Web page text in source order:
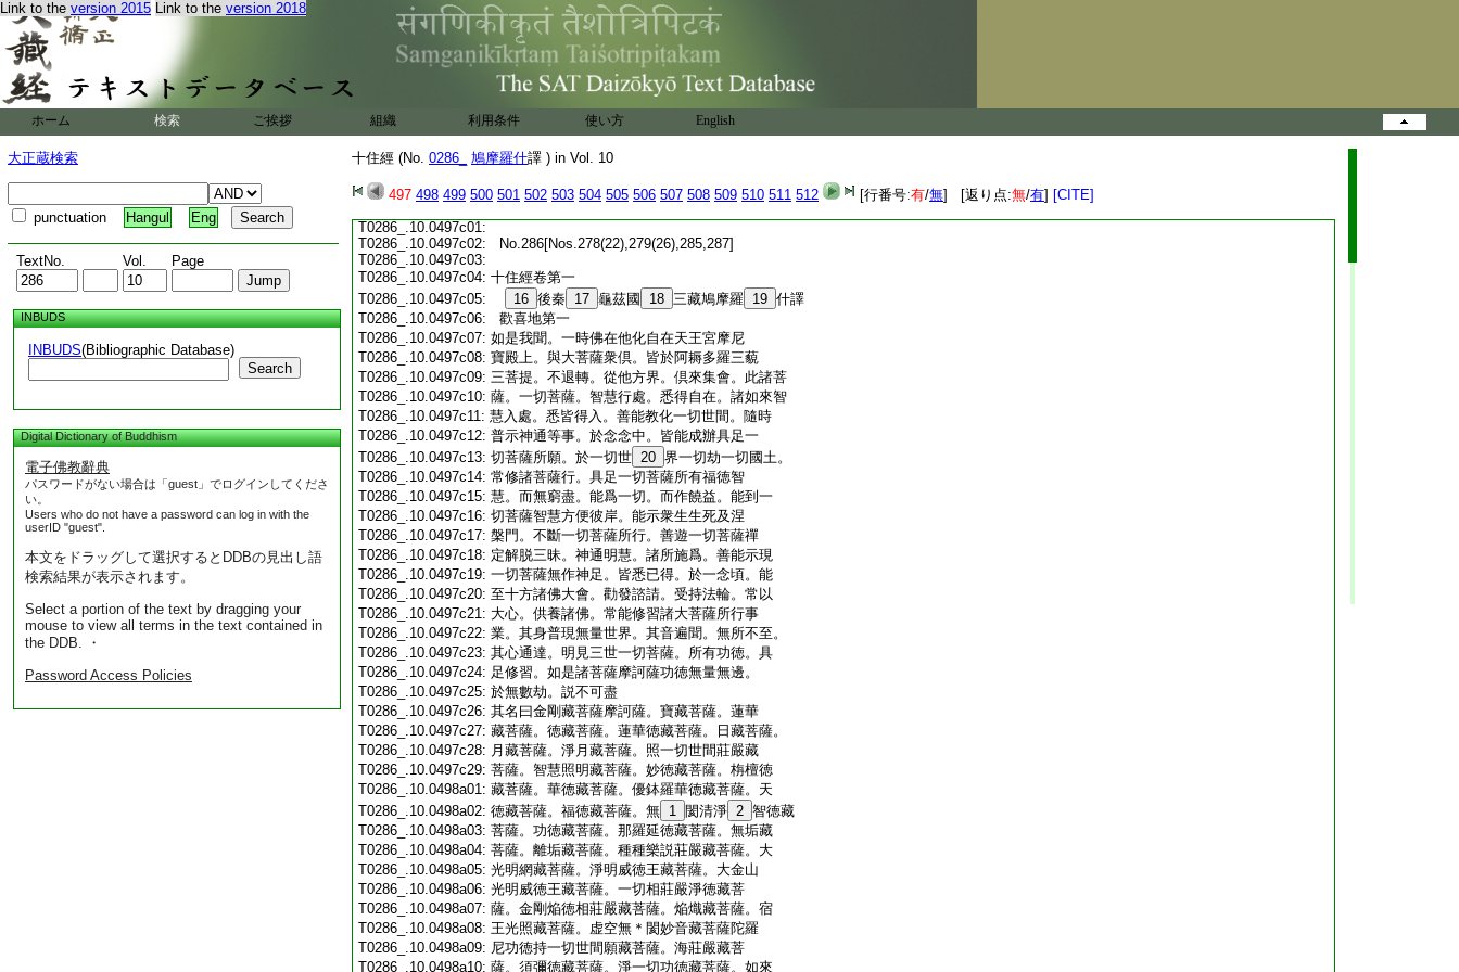
Link to the version 2015 Link to the version 2018
ホーム 検索 ご挨拶 組織 利用条件 使い方 English
大正蔵検索
punctuation Hangul Eng
TextNo. Vol. Page
INBUDS
INBUDS(Bibliographic Database)
Search
Digital Dictionary of Buddhism
電子佛教辭典
パスワードがない場合は「guest」でログインしてくださ
い。
Users who do not have a password can log in with the
userID "guest".
本文をドラッグして選択するとDDBの見出し語
検索結果が表示されます。
Select a portion of the text by dragging your
mouse to view all terms in the text contained in
the DDB. ・
Password Access Policies
十住經 (No. 0286_ 鳩摩羅什譯 ) in Vol. 10
497 498 499 500 501 502 503 504 505 506 507 508 509 510 511 512 [行番号:有/無] [返り点:無/有] [CITE]
T0286_.10.0497c01:
T0286_.10.0497c02:
No.286[Nos.278(22),279(26),285,287]
T0286_.10.0497c03:
T0286_.10.0497c04: 十住經卷第一
T0286_.10.0497c05:
16 後秦 17 龜茲國 18 三藏鳩摩羅 19 什譯
T0286_.10.0497c06:
歡喜地第一
T0286_.10.0497c07: 如是我聞。一時佛在他化自在天王宮摩尼
T0286_.10.0497c08: 寶殿上。與大菩薩衆倶。皆於阿耨多羅三藐
T0286_.10.0497c09: 三菩提。不退轉。從他方界。倶來集會。此諸菩
T0286_.10.0497c10: 薩。一切菩薩。智慧行處。悉得自在。諸如來智
T0286_.10.0497c11: 慧入處。悉皆得入。善能教化一切世間。隨時
T0286_.10.0497c12: 普示神通等事。於念念中。皆能成辦具足一
T0286_.10.0497c13: 切菩薩所願。於一切世 20 界一切劫一切國土。
T0286_.10.0497c14: 常修諸菩薩行。具足一切菩薩所有福徳智
T0286_.10.0497c15: 慧。而無窮盡。能爲一切。而作饒益。能到一
T0286_.10.0497c16: 切菩薩智慧方便彼岸。能示衆生生死及涅
T0286_.10.0497c17: 槃門。不斷一切菩薩所行。善遊一切菩薩禪
T0286_.10.0497c18: 定解脱三昧。神通明慧。諸所施爲。善能示現
T0286_.10.0497c19: 一切菩薩無作神足。皆悉已得。於一念頃。能
T0286_.10.0497c20: 至十方諸佛大會。勸發諮請。受持法輪。常以
T0286_.10.0497c21: 大心。供養諸佛。常能修習諸大菩薩所行事
T0286_.10.0497c22: 業。其身普現無量世界。其音遍聞。無所不至。
T0286_.10.0497c23: 其心通達。明見三世一切菩薩。所有功徳。具
T0286_.10.0497c24: 足修習。如是諸菩薩摩訶薩功徳無量無邊。
T0286_.10.0497c25: 於無數劫。説不可盡
T0286_.10.0497c26: 其名曰金剛藏菩薩摩訶薩。寶藏菩薩。蓮華
T0286_.10.0497c27: 藏菩薩。徳藏菩薩。蓮華徳藏菩薩。日藏菩薩。
T0286_.10.0497c28: 月藏菩薩。淨月藏菩薩。照一切世間莊嚴藏
T0286_.10.0497c29: 菩薩。智慧照明藏菩薩。妙徳藏菩薩。栴檀徳
T0286_.10.0498a01: 藏菩薩。華徳藏菩薩。優鉢羅華徳藏菩薩。天
T0286_.10.0498a02: 徳藏菩薩。福徳藏菩薩。無 1 閡清淨 2 智徳藏
T0286_.10.0498a03: 菩薩。功徳藏菩薩。那羅延徳藏菩薩。無垢藏
T0286_.10.0498a04: 菩薩。離垢藏菩薩。種種樂説莊嚴藏菩薩。大
T0286_.10.0498a05: 光明網藏菩薩。淨明威徳王藏菩薩。大金山
T0286_.10.0498a06: 光明威徳王藏菩薩。一切相莊嚴淨徳藏菩
T0286_.10.0498a07: 薩。金剛焔徳相莊嚴藏菩薩。焔熾藏菩薩。宿
T0286_.10.0498a08: 王光照藏菩薩。虚空無＊閡妙音藏菩薩陀羅
T0286_.10.0498a09: 尼功徳持一切世間願藏菩薩。海莊嚴藏菩
T0286_.10.0498a10: 薩。須彌徳藏菩薩。淨一切功徳藏菩薩。如來